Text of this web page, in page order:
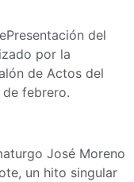
del
por la
de Actos del
de febrero.
José Moreno
un hito singular